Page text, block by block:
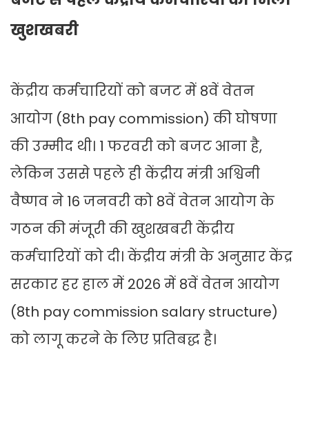
खुशखबरी
केंद्रीय कर्मचारियों को बजट में 8वें वेतन
आयोग (8th pay commission) की घोषणा
की उम्मीद थी। 1 फरवरी को बजट आना है,
लेकिन उससे पहले ही केंद्रीय मंत्री अश्विनी
वैष्णव ने 16 जनवरी को 8वें वेतन आयोग के
गठन की मंजूरी की खुशखबरी केंद्रीय
कर्मचारियों को दी। केंद्रीय मंत्री के अनुसार केंद्र
सरकार हर हाल में 2026 में 8वें वेतन आयोग
(8th pay commission salary structure)
को लागू करने के लिए प्रतिबद्ध है।